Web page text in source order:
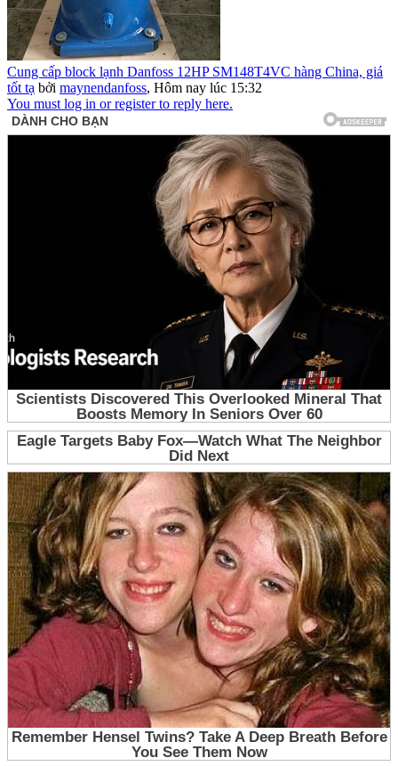
Cung cấp block lạnh Danfoss 12HP SM148T4VC hàng China, giá
tốt tạ bởi maynendanfoss, Hôm nay lúc 15:32
You must log in or register to reply here.